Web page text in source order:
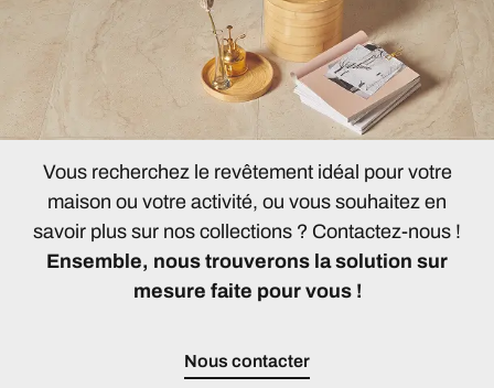
Vous recherchez le revêtement idéal pour votre
maison ou votre activité, ou vous souhaitez en
savoir plus sur nos collections ? Contactez-nous !
Ensemble, nous trouverons la solution sur
mesure faite pour vous !
Nous contacter